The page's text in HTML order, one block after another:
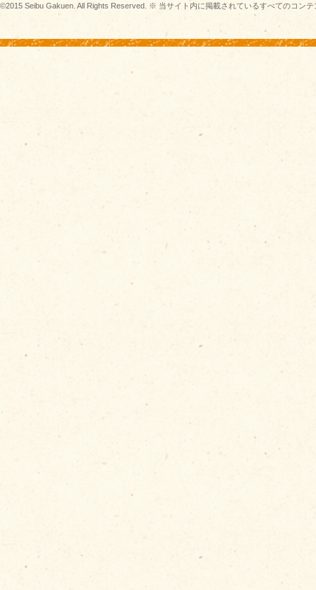
©2015 Seibu Gakuen. All Rights Reserved. ※ 当サイト内に掲載されているすべてのコン